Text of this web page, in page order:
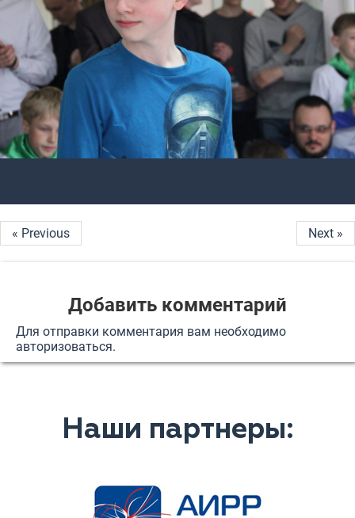
« Previous Next »
Добавить комментарий
Для отправки комментария вам необходимо
авторизоваться.
Наши партнеры: